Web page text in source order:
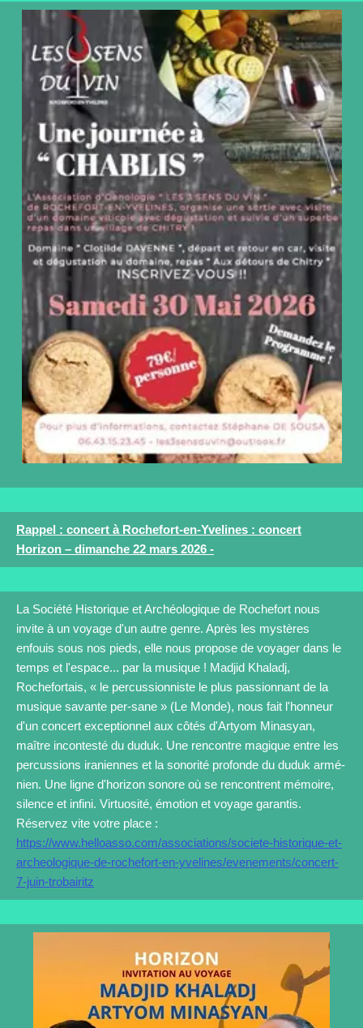
Rappel : concert à Rochefort-en-Yvelines : concert
Horizon – dimanche 22 mars 2026 -
La Société Historique et Archéologique de Rochefort nous
invite à un voyage d'un autre genre. Après les mystères
enfouis sous nos pieds, elle nous propose de voyager dans le
temps et l'espace... par la musique ! Madjid Khaladj,
Rochefortais, « le percussionniste le plus passionnant de la
musique savante per-sane » (Le Monde), nous fait l'honneur
d'un concert exceptionnel aux côtés d'Artyom Minasyan,
maître incontesté du duduk. Une rencontre magique entre les
percussions iraniennes et la sonorité profonde du duduk armé-
nien. Une ligne d'horizon sonore où se rencontrent mémoire,
silence et infini. Virtuosité, émotion et voyage garantis.
Réservez vite votre place :
https://www.helloasso.com/associations/societe-historique-et-
archeologique-de-rochefort-en-yvelines/evenements/concert-
7-juin-trobairitz